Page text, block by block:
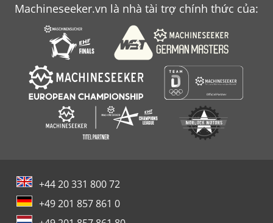
Machineseeker.vn là nhà tài trợ chính thức của:
+44 20 331 800 72
+49 201 857 861 0